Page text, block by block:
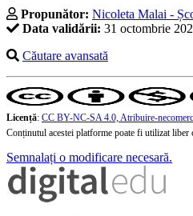
Propunător: Nicoleta Malai -
Data validării: 31 octombrie
Căutare avansată
Licență: CC BY-NC-SA 4.0, Atribuire-
Conținutul acestei platforme poate fi utilizat
Semnalați o modificare necesară.